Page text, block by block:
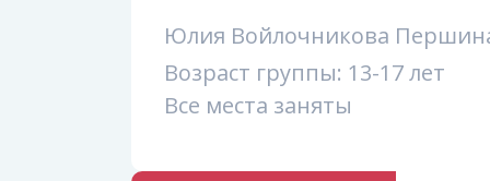
Юлия Войлочникова
Возраст группы: 13-17 лет
Все места заняты